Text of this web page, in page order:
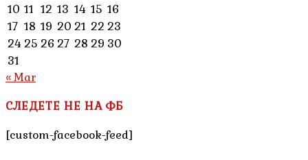
10 11 12 13 14 15 16
17 18 19 20 21 22 23
24 25 26 27 28 29 30
31
« Mar
СЛЕДЕТЕ НЕ НА ФБ
[custom-facebook-feed]